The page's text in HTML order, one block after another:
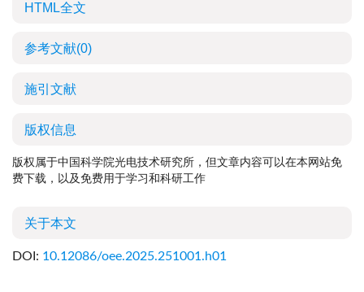
HTML全文
参考文献(0)
施引文献
版权信息
版权属于中国科学院光电技术研究所，但文章内容可以在本网站免
费下载，以及免费用于学习和科研工作
关于本文
DOI: 10.12086/oee.2025.251001.h01